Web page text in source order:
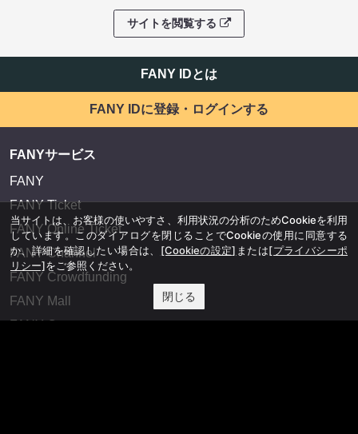
サイトを閲覧する
FANY IDとは
FANY IDに登録・ログインする
FANYサービス
FANY
FANY Ticket
FANY Online Ticket
FANY Channel
FANY Crowdfunding
FANY Mall
FANY Commu
当サイトは、お客様の使いやすさ、利用状況の分析のためCookieを利用
しています。このダイアログを閉じることでCookieの使用に同意する
か、詳細を確認したい場合は、 [Cookieの設定] または[プライバシーポ
リシー]をご参照ください。
閉じる